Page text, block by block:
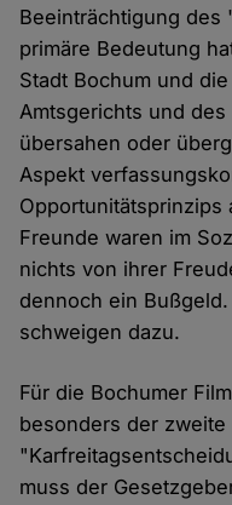
Beeinträchtigung des
primäre Bedeutung
Stadt Bochum und
Amtsgerichts und
übersahen oder
Aspekt
Opportunitätsprinzips
Freunde waren im
nichts von ihrer
dennoch ein
schweigen dazu.
Für die Bochumer
besonders der zweite
muss der